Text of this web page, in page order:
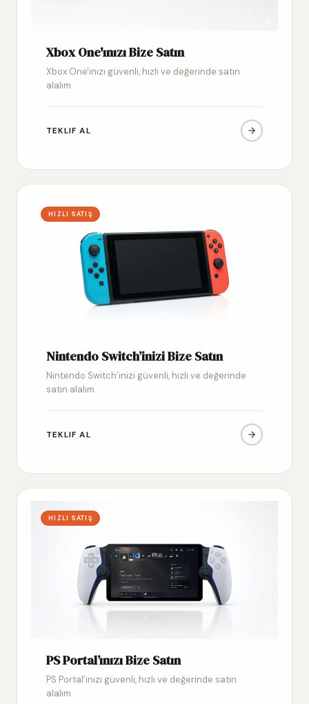
Xbox One'ınızı Bize Satın
Xbox One'ınızı güvenli, hızlı ve değerinde satın
alalım
TEKLIF AL
HIZLI SATIŞ
Nintendo Switch’inizi Bize Satın
Nintendo Switch’inizi güvenli, hızlı ve değerinde
satın alalım
TEKLIF AL
HIZLI SATIŞ
PS Portal’ınızı Bize Satın
PS Portal’ınızı güvenli, hızlı ve değerinde satın
alalım